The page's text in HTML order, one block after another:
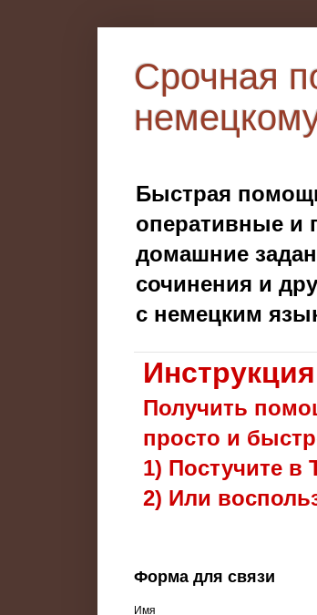
Срочная
Быстрая
оперативные и
домашние
сочинения и
с немецким
Получить
просто и
1) Постучите в
2) Или
Форма для связи
Имя